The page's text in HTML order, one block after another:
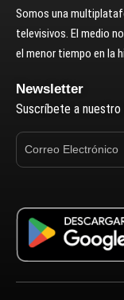
Somos una
televisivos. El medio
el menor tiempo en la
Newsletter
Suscríbete a